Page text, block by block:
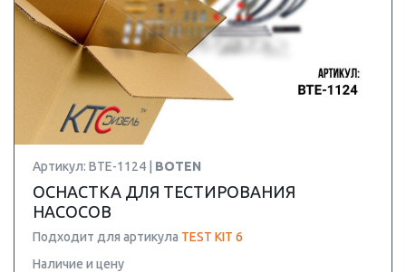
Артикул: BTE-1124 | BOTEN
ОСНАСТКА ДЛЯ ТЕСТИРОВАНИЯ
НАСОСОВ
Подходит для артикула TEST KIT 6
Наличие и цену